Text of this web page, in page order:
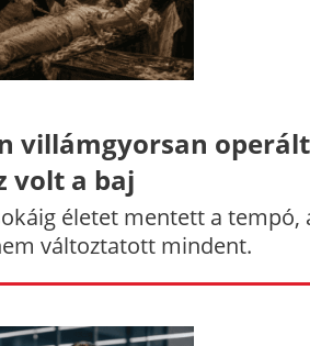
villámgyorsan
volt a baj
életet mentett a tempó,
változtatott mindent.